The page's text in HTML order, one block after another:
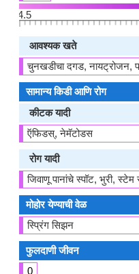
4.5
आवश्यक खते
चुनखडीचा दगड, नायट्रोजन,
सामान्य किडी आणि रोग
कीटक यादी
ऍफिडस्, नेमॅटोडस
रोग यादी
जिवाणू पानांचे स्पॉट, भुरी, स्टेम
मोहोर येण्याची वेळ
स्प्रिंग सिझन
फुलदाणी जीवन
0